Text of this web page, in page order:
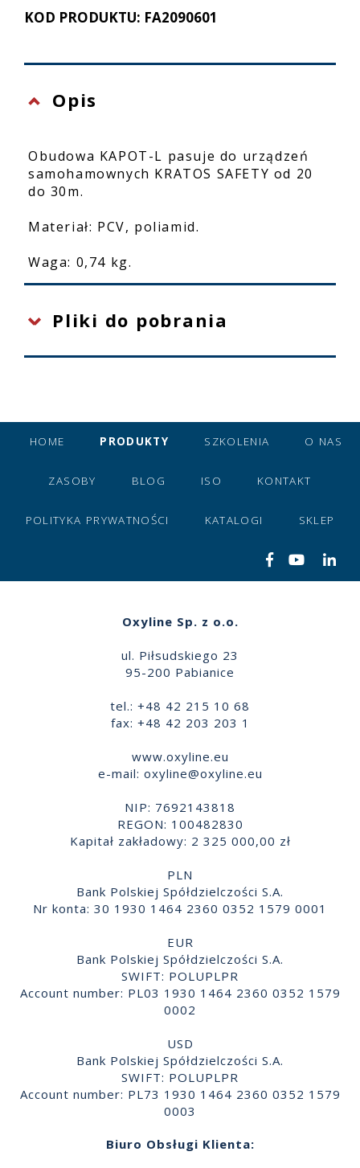
KOD PRODUKTU: FA2090601
Opis
Obudowa KAPOT-L pasuje do urządzeń
samohamownych KRATOS SAFETY od 20
do 30m.
Materiał: PCV, poliamid.
Waga: 0,74 kg.
Pliki do pobrania
HOME PRODUKTY SZKOLENIA O NAS
ZASOBY BLOG ISO KONTAKT
POLITYKA PRYWATNOŚCI KATALOGI SKLEP
Oxyline Sp. z o.o.
ul. Piłsudskiego 23
95-200 Pabianice
tel.: +48 42 215 10 68
fax: +48 42 203 203 1
www.oxyline.eu
e-mail: oxyline@oxyline.eu
NIP: 7692143818
REGON: 100482830
Kapitał zakładowy: 2 325 000,00 zł
PLN
Bank Polskiej Spółdzielczości S.A.
Nr konta: 30 1930 1464 2360 0352 1579 0001
EUR
Bank Polskiej Spółdzielczości S.A.
SWIFT: POLUPLPR
Account number: PL03 1930 1464 2360 0352 1579
0002
USD
Bank Polskiej Spółdzielczości S.A.
SWIFT: POLUPLPR
Account number: PL73 1930 1464 2360 0352 1579
0003
Biuro Obsługi Klienta: